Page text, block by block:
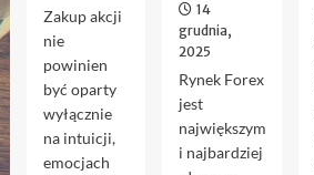
Zakup akcji
nie
powinien
być oparty
wyłącznie
na intuicji,
emocjach
14
grudnia,
2025
Rynek Forex
jest
największym
i najbardziej